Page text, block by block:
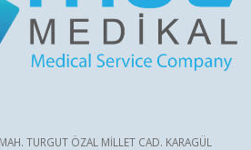
TURGUT ÖZAL MİLLET CAD. KARAGÜL